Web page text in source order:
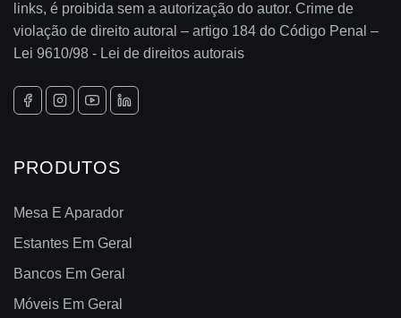
links, é proibida sem a autorização do autor. Crime de
violação de direito autoral – artigo 184 do Código Penal –
Lei 9610/98 - Lei de direitos autorais
PRODUTOS
Mesa E Aparador
Estantes Em Geral
Bancos Em Geral
Móveis Em Geral